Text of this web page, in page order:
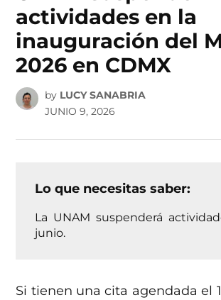
actividades en la
inauguración del
2026 en CDMX
by LUCY SANABRIA
JUNIO 9, 2026
Lo que necesitas saber:
La UNAM suspenderá
junio.
Si tienen una cita agendada el